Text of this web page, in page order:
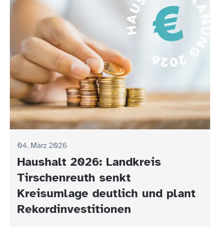
04. März 2026
Haushalt 2026: Landkreis
Tirschenreuth senkt
Kreisumlage deutlich und plant
Rekordinvestitionen